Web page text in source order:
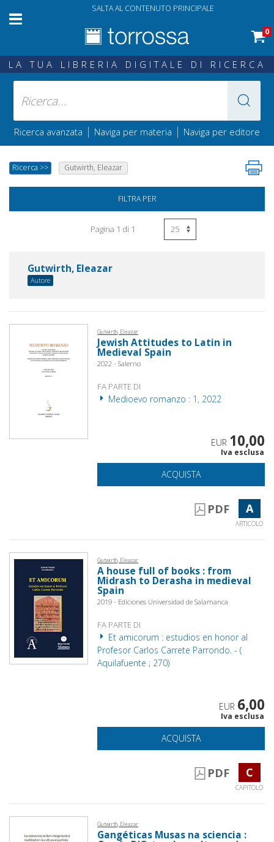
SALTA AL CONTENUTO PRINCIPALE
0
LA TUA LIBRERIA DIGITALE DI RICERCA
Ricerca avanzata | Naviga per materia | Naviga per editore
Ricerca >> Gutwirth, Eleazar
FILTRA PER
Pagina 1 di 1
Gutwirth, Eleazar
Autore
Gutwirth, Eleazar
Jewish Attitudes to Latin in
Medieval Spain
2022 - Salerno
FA PARTE DI
Medioevo romanzo : 1, 2022
EUR 10,00
Iva esclusa
ACQUISTA
PDF A
ARTICOLO
Gutwirth, Eleazar
A house full of books : from
Midrash to Derasha in medieval
Spain
2019 - Ediciones Universidad de Salamanca
FA PARTE DI
Et amicorum : estudios en honor al
Profesor Carlos Carrete Parrondo. - (
Aquilafuente ; 270)
EUR 6,00
Iva esclusa
ACQUISTA
PDF C
CAPITOLO
Gutwirth, Eleazar
Gangéticas Musas na sciencia :